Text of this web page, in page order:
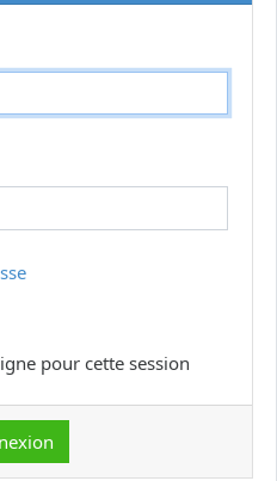
pour cette session